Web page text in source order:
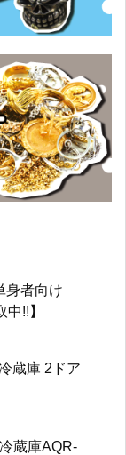
身者向け
!!】
蔵庫 2ドア
蔵庫AQR-